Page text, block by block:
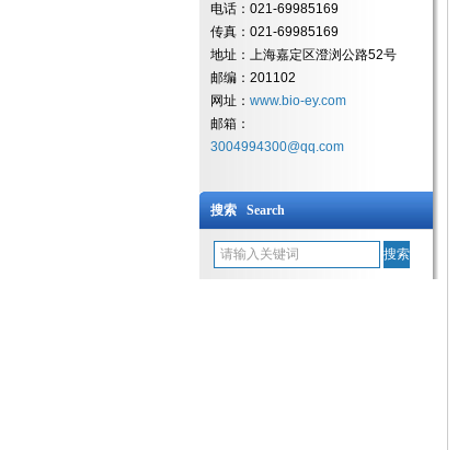
电话：021-69985169
传真：021-69985169
地址：上海嘉定区澄浏公路52号
邮编：201102
网址： www.bio-ey.com
邮箱：
3004994300@qq.com
搜索 Search